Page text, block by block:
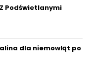
Podświetlanymi
dla niemowląt po